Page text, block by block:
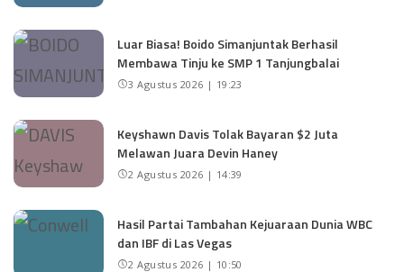
Luar Biasa! Boido Simanjuntak Berhasil
Membawa Tinju ke SMP 1 Tanjungbalai
3 Agustus 2026 | 19:23
Keyshawn Davis Tolak Bayaran $2 Juta
Melawan Juara Devin Haney
2 Agustus 2026 | 14:39
Hasil Partai Tambahan Kejuaraan Dunia WBC
dan IBF di Las Vegas
2 Agustus 2026 | 10:50